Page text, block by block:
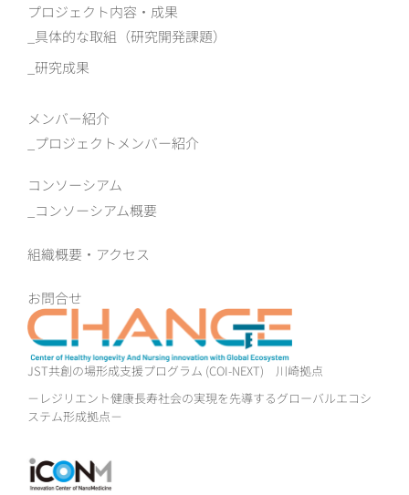
JST共創の場形成支援プログラム (COI-NEXT) 川崎拠点
－レジリエント健康長寿社会の実現を先導するグローバルエコシ
ステム形成拠点－
プロジェクト内容・成果
具体的な取組（研究開発課題）
研究成果
メンバー紹介
プロジェクトメンバー紹介
コンソーシアム
コンソーシアム概要
組織概要‧アクセス
お問合せ